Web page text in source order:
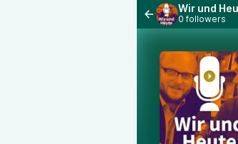
Wir und
0 followers